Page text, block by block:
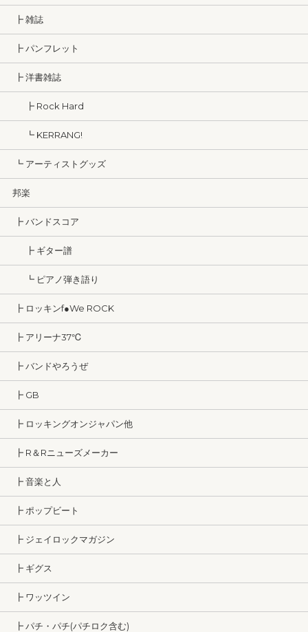
┣ 雑誌
┣ パンフレット
┣ 洋書雑誌
┣ Rock Hard
┗ KERRANG!
┗ アーティストグッズ
邦楽
┣ バンドスコア
┣ ギター譜
┗ ピアノ弾き語り
┣ ロッキンf●We ROCK
┣ アリーナ37℃
┣ バンドやろうぜ
┣ GB
┣ ロッキングオンジャパン他
┣ R＆Rニューズメーカー
┣ 音楽と人
┣ ポップビート
┣ ジェイロックマガジン
┣ ギグス
┣ ワッツイン
┣ パチ・パチ(パチロク含む)